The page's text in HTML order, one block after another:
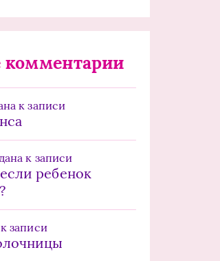
к записи
к записи
ребенок
записи